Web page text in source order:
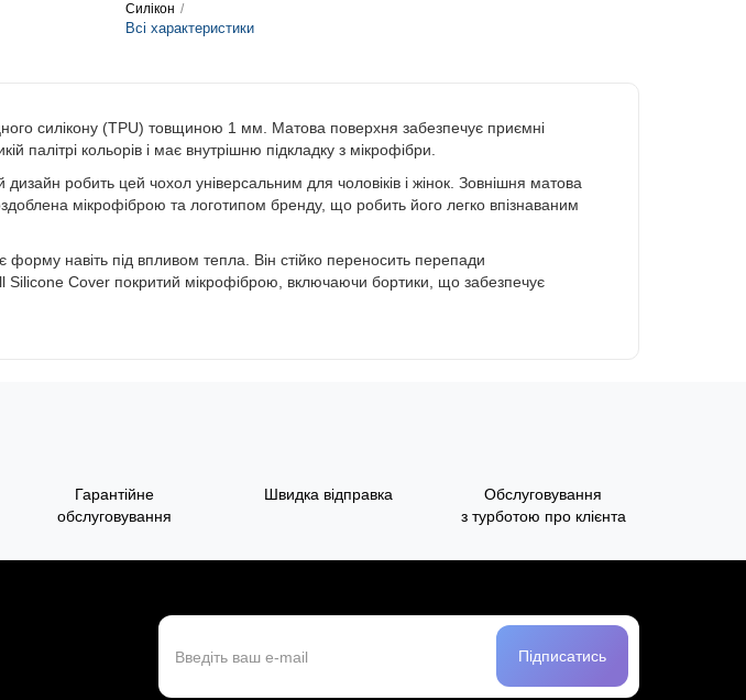
Силікон
Всі характеристики
силікону (TPU) товщиною 1 мм. Матова поверхня забезпечує приємні
палітрі кольорів і має внутрішню підкладку з мікрофібри.
робить цей чохол універсальним для чоловіків і жінок. Зовнішня матова
мікрофіброю та логотипом бренду, що робить його легко впізнаваним
форму навіть під впливом тепла. Він стійко переносить перепади
Silicone Cover покритий мікрофіброю, включаючи бортики, що забезпечує
Гарантійне
обслуговування
Швидка відправка
Обслуговування
з турботою про клієнта
Підписатись